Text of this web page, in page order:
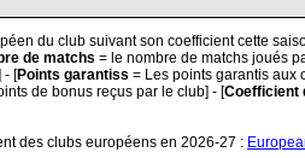
du club suivant son coefficient cette
de matchs = le nombre de matchs joués
- [Points garantiss = Les points garantis aux
de bonus reçus par le club] - [Coefficient
des clubs européens en 2026-27 :